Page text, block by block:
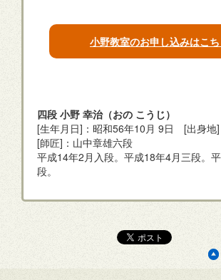
小野教室のお申し込みはこ
四段 小野 幸治（おの こうじ）
[生年月日]：昭和56年10月 9日 [出身地
[師匠]：山中章雄六段
平成14年2月入段。平成18年4月三段。
段。